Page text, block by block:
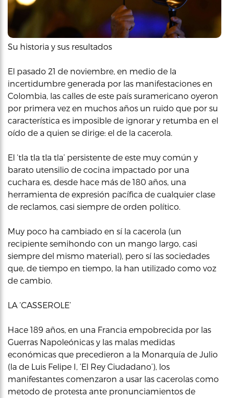
Su historia y sus resultados
El pasado 21 de noviembre, en medio de la
incertidumbre generada por las manifestaciones en
Colombia, las calles de este país suramericano oyeron
por primera vez en muchos años un ruido que por su
característica es imposible de ignorar y retumba en el
oído de a quien se dirige: el de la cacerola.
El ‘tla tla tla tla’ persistente de este muy común y
barato utensilio de cocina impactado por una
cuchara es, desde hace más de 180 años, una
herramienta de expresión pacífica de cualquier clase
de reclamos, casi siempre de orden político.
Muy poco ha cambiado en sí la cacerola (un
recipiente semihondo con un mango largo, casi
siempre del mismo material), pero sí las sociedades
que, de tiempo en tiempo, la han utilizado como voz
de cambio.
LA ‘CASSEROLE’
Hace 189 años, en una Francia empobrecida por las
Guerras Napoleónicas y las malas medidas
económicas que precedieron a la Monarquía de Julio
(la de Luis Felipe I, ‘El Rey Ciudadano’), los
manifestantes comenzaron a usar las cacerolas como
metodo de protesta ante pronunciamientos de